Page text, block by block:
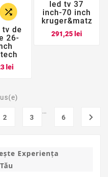

de
26-
lei
led tv 37
inch-70 inch
kruger&matz
291,25 leiPret
2 3
…
6

Experiența